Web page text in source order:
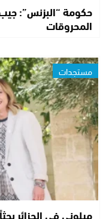
حكومة “البزنس”:
المحروقات
مستجدات
ميلوني في الجزائر